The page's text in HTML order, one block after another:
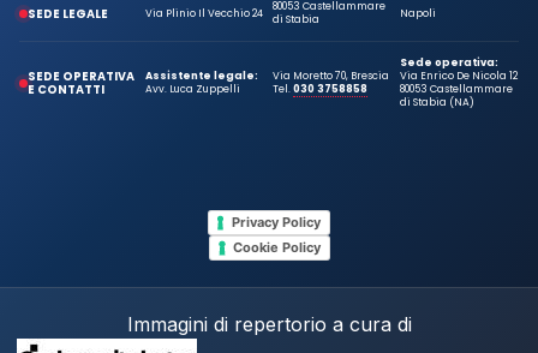
SEDE LEGALE Via Plinio Il Vecchio 24
80053 Castellammare
di Stabia
Napoli
SEDE OPERATIVA
E CONTATTI
Assistente legale:
Avv. Luca Zuppelli
Via Moretto 70, Brescia
Tel.030 3758858
Sede operativa:
Via Enrico De Nicola 12
80053 Castellammare
di Stabia (NA)
Privacy Policy
Cookie Policy
Immagini di repertorio a cura di